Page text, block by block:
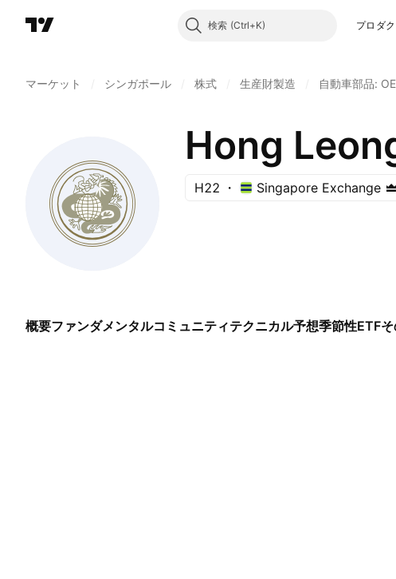
検索 プロダク
マーケット シンガポール 株式 生産財製造 自動車部品:
Hong
H22 Singapore Exchange
概要ファンダメンタルコミュニティテクニカル予想季節性ETF